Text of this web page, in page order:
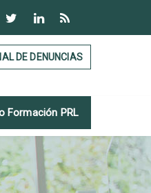
DE DENUNCIAS
Formación PRL